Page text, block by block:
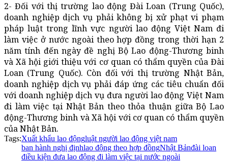
2- Đối với thị trường lao động Đài Loan (Trung Quốc),
doanh nghiệp dịch vụ phải không bị xử phạt vi phạm
pháp luật trong lĩnh vực người lao động Việt Nam đi
làm việc ở nước ngoài theo hợp đồng trong thời hạn 2
năm tính đến ngày đề nghị Bộ Lao động-Thương binh
và Xã hội giới thiệu với cơ quan có thẩm quyền của Đài
Loan (Trung Quốc). Còn đối với thị trường Nhật Bản,
doanh nghiệp dịch vụ phải đáp ứng các tiêu chuẩn đối
với doanh nghiệp dịch vụ đưa người lao động Việt Nam
đi làm việc tại Nhật Bản theo thỏa thuận giữa Bộ Lao
động-Thương binh và Xã hội với cơ quan có thẩm quyền
của Nhật Bản.
Tags:Xuất khẩu lao độngluật người lao động việt nam
ban hành nghị địnhlao động theo hợp đồngNhật Bảnđài loan
điều kiện đưa lao động đi làm việc tại nước ngoài